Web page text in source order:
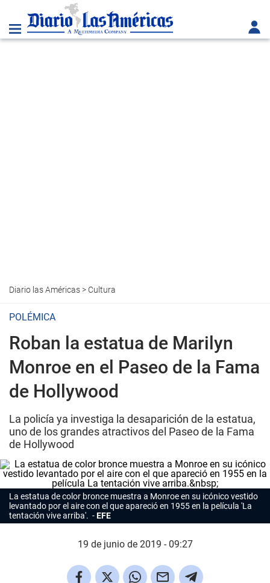
Diario las Américas> Cultura
POLÉMICA
Roban la estatua de Marilyn
Monroe en el Paseo de la Fama
de Hollywood
La policía ya investiga la desaparición de la estatua,
uno de los grandes atractivos del Paseo de la Fama
de Hollywood
La estatua de color bronce muestra a Monroe en su icónico vestido
levantado por el aire con el que apareció en 1955 en la película 'La
tentación vive arriba'.
EFE
19 de junio de 2019 - 09:27